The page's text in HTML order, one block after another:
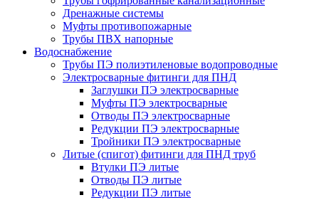
Дренажные системы
Муфты противопожарные
Трубы ПВХ напорные
Водоснабжение
Трубы ПЭ полиэтиленовые водопроводные
Электросварные фитинги для ПНД
Заглушки ПЭ электросварные
Муфты ПЭ электросварные
Отводы ПЭ электросварные
Редукции ПЭ электросварные
Тройники ПЭ электросварные
Литые (спигот) фитинги для ПНД труб
Втулки ПЭ литые
Отводы ПЭ литые
Редукции ПЭ литые